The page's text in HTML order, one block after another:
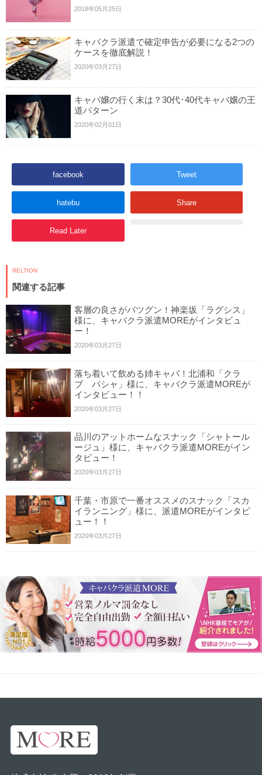
2018年05月25日
キャバクラ派遣で確定申告が必要になる2つの
ケースを徹底解説！
2020年03月27日
キャバ嬢の行く末は？30代･40代キャバ嬢の王
道パターン
2020年02月01日
facebook Tweet
hatebu Share
Read Later
RELTION
関連する記事
客層の良さがバツグン！神楽坂「ラグシス」
様に、キャバクラ派遣MOREがインタビュ
ー！
2020年03月27日
落ち着いて飲める姉キャバ！北浦和「クラ
ブ パシャ」様に、キャバクラ派遣MOREが
インタビュー！！
2020年03月27日
品川のアットホームなスナック「シャトール
ージュ」様に、キャバクラ派遣MOREがイン
タビュー！
2020年03月27日
千葉・市原で一番オススメのスナック「スカ
イランニング」様に、派遣MOREがインタビ
ュー！！
2020年03月27日